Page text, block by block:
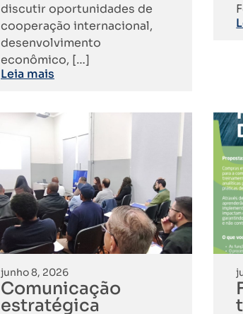
discutir oportunidades de
cooperação internacional,
desenvolvimento
econômico, […]
Leia mais
junho 8, 2026
Comunicação
estratégica